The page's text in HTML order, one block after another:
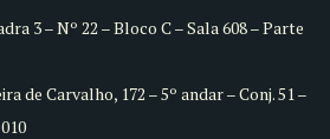
3 – Nº 22 – Bloco C – Sala 608 – Parte
de Carvalho, 172 – 5º andar – Conj. 51 –